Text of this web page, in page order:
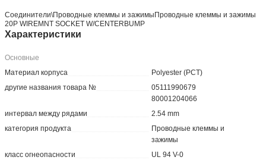
Соединители\Проводные клеммы и зажимыПроводные клеммы и зажимы
20P WIREMNT SOCKET W/CENTERBUMP
Характеристики
Основные
Материал корпуса
Polyester (PCT)
другие названия товара №
05111990679
80001204066
интервал между рядами
2.54 mm
категория продукта
Проводные клеммы и
зажимы
класс огнеопасности
UL 94 V-0